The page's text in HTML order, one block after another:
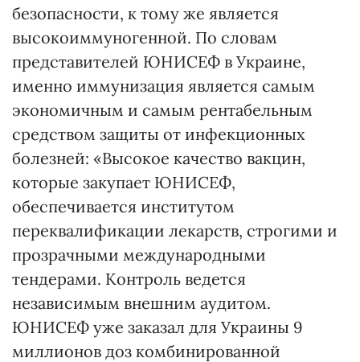
безопасности, к тому же является
высокоиммуногенной. По словам
представителей ЮНИСЕФ в Украине,
именно иммунизация является самым
экономичным и самым рентабельным
средством защиты от инфекционных
болезней: «Высокое качество вакцин,
которые закупает ЮНИСЕФ,
обеспечивается институтом
переквалификации лекарств, строгими и
прозрачными международными
тендерами. Контроль ведется
независимым внешним аудитом.
ЮНИСЕФ уже заказал для Украины 9
миллионов доз комбинированной